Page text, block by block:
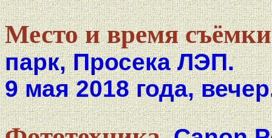
Место и время
парк, Просека ЛЭП.
9 мая 2018 года,